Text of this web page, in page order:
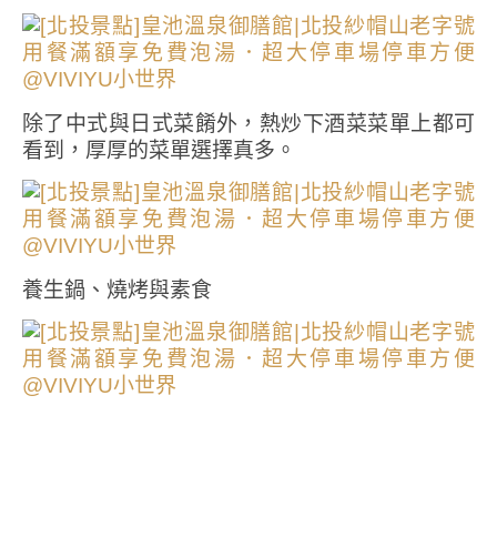
除了中式與日式菜餚外，熱炒下酒菜菜單上都可
看到，厚厚的菜單選擇真多。
養生鍋、燒烤與素食